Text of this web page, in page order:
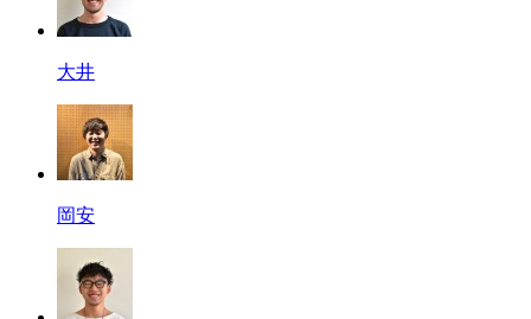
大井
岡安